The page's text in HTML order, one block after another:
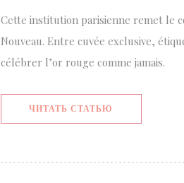
Cette institution parisienne remet le
Nouveau. Entre cuvée exclusive,
célébrer l’or rouge comme jamais.
ЧИТАТЬ СТАТЬЮ